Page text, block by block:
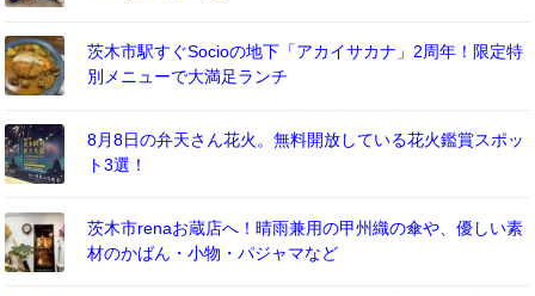
茨木市駅すぐSocioの地下「アカイサカナ」2周年！限定特
別メニューで大満足ランチ
8月8日の弁天さん花火。無料開放している花火鑑賞スポッ
ト3選！
茨木市renaお蔵店へ！晴雨兼用の甲州織の傘や、優しい素
材のかばん・小物・パジャマなど